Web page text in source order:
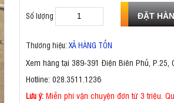
Số lượng
Thương hiệu: XẢ HÀNG TỒN
Xem hàng tại 389-391 Điện Biên Phủ, P.25,
Hotline: 028.3511.1236
Lưu ý:Miễn phí vận chuyện đơn từ 3 triệu.